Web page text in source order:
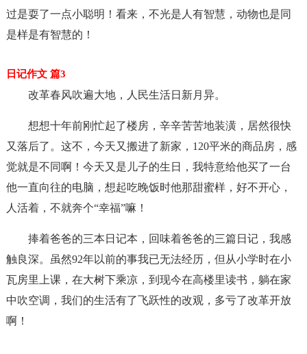
过是耍了一点小聪明！看来，不光是人有智慧，动物也是同
是样是有智慧的！
日记作文 篇3
改革春风吹遍大地，人民生活日新月异。
想想十年前刚忙起了楼房，辛辛苦苦地装潢，居然很快
又落后了。这不，今天又搬进了新家，120平米的商品房，感
觉就是不同啊！今天又是儿子的生日，我特意给他买了一台
他一直向往的电脑，想起吃晚饭时他那甜蜜样，好不开心，
人活着，不就奔个“幸福”嘛！
捧着爸爸的三本日记本，回味着爸爸的三篇日记，我感
触良深。虽然92年以前的事我已无法经历，但从小学时在小
瓦房里上课，在大树下乘凉，到现今在高楼里读书，躺在家
中吹空调，我们的生活有了飞跃性的改观，多亏了改革开放
啊！